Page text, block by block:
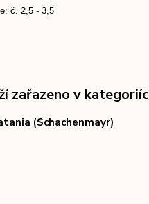
č. 2,5 - 3,5
zařazeno v
(Schachenmayr)